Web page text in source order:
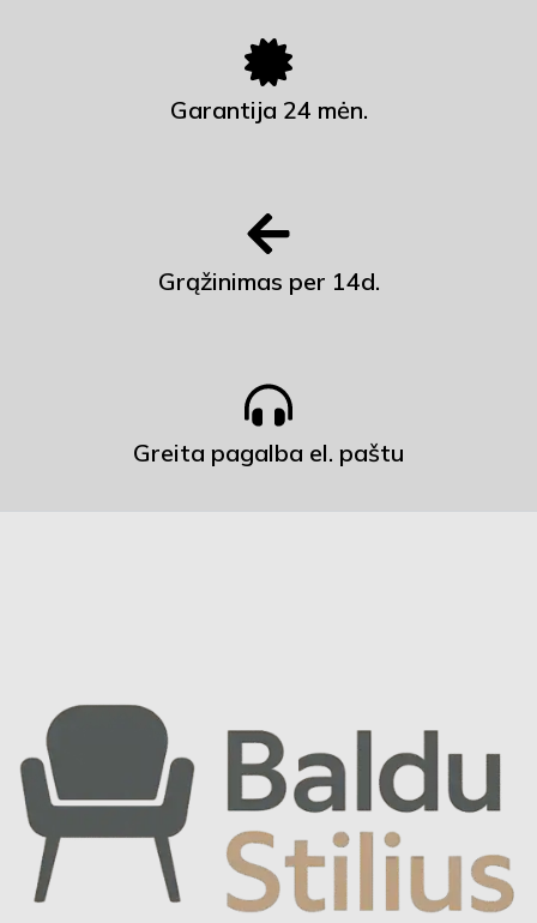
Garantija 24 mėn.
Grąžinimas per 14d.
Greita pagalba el. paštu